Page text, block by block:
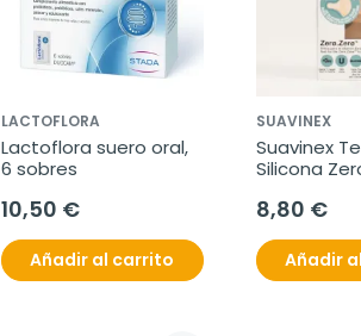
LACTOFLORA
Lactoflora suero oral,
6 sobres
10,50 €
Añadir al carrito
SUAVINEX
Suavinex
Silicona
8,80 €
Añadir